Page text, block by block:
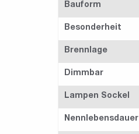
Bauform
Besonderheit
Brennlage
Dimmbar
Lampen Sockel
Nennlebensdauer